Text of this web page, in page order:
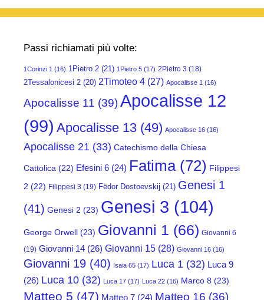
Passi richiamati più volte:
1Corinzi 1 (16) 1Pietro 2 (21) 1Pietro 5 (17) 2Pietro 3 (18)
2Tessalonicesi 2 (20) 2Timoteo 4 (27) Apocalisse 1 (16)
Apocalisse 11 (39)Apocalisse 12
(99) Apocalisse 13 (49) Apocalisse 16 (16)
Apocalisse 21 (33) Catechismo della Chiesa
Cattolica (22) Efesini 6 (24) Fatima(72) Filippesi
2 (22) Filippesi 3 (19) Fëdor Dostoevskij (21) Genesi 1
(41) Genesi 2 (23) Genesi 3 (104)
George Orwell (23) Giovanni 1 (66) Giovanni 6
(19) Giovanni 14 (26) Giovanni 15 (28) Giovanni 16 (16)
Giovanni 19 (40) Isaia 65 (17) Luca 1 (32) Luca 9
(26) Luca 10 (32) Luca 17 (17) Luca 22 (16) Marco 8 (23)
Matteo 5 (47) Matteo 7 (24) Matteo 16 (36)